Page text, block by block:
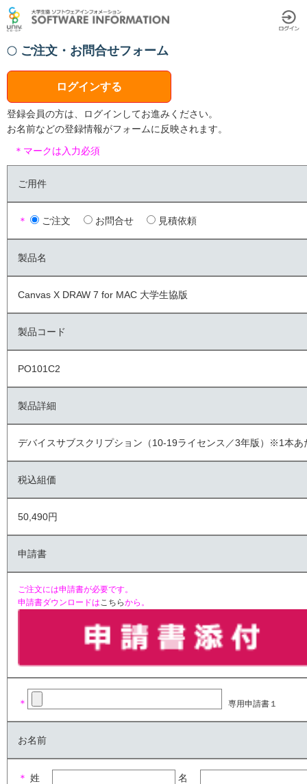
ご注文・お問合せフォーム
ログインする
登録会員の方は、ログインしてお進みください。
お名前などの登録情報がフォームに反映されます。
＊マークは入力必須
ご用件
＊ ご注文 お問合せ 見積依頼
製品名
Canvas X DRAW 7 for MAC 大学生協版
製品コード
PO101C2
製品詳細
デバイスサブスクリプション（10-19ライセンス／3年版）※1本あ
税込組価
50,490円
申請書
ご注文には申請書が必要です。
申請書ダウンロードはこちらから。
＊ 専用申請書１
お名前
＊ 姓 名